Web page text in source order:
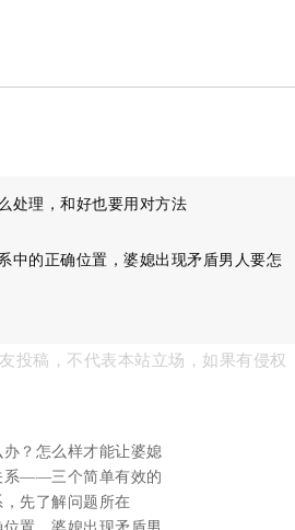
处理，和好也要用对方法
中的正确位置，婆媳出现矛盾男人要怎
投稿，不代表本站立场，如果有侵权
？怎么样才能让婆媳
系——三个简单有效的
先了解问题所在